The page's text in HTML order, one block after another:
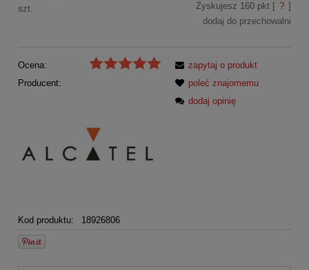
szt. Zyskujesz 160pkt [ ? ]
dodaj do przechowalni
Ocena:
Producent:
Kod produktu: 18926806
zapytaj o produkt
poleć znajomemu
dodaj opinię